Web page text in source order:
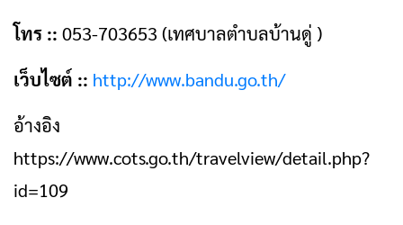
โทร :: 053-703653 (เทศบาลตำบลบ้านดู่ )
เว็บไซต์ :: http://www.bandu.go.th/
อ้างอิง
https://www.cots.go.th/travelview/detail.php?
id=109